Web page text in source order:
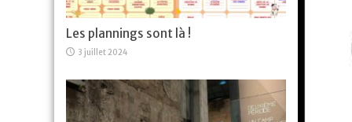
Les plannings sont là !
3 juillet 2024